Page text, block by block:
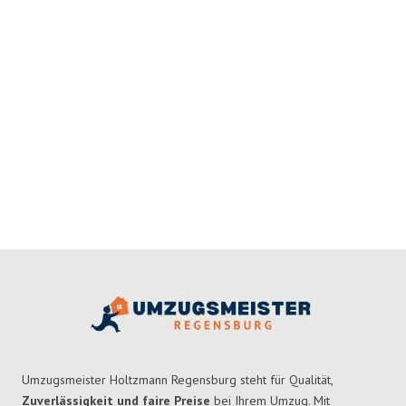
Umzugsmeister Holtzmann Regensburg steht für Qualität,
Zuverlässigkeit und faire Preise bei Ihrem Umzug. Mit